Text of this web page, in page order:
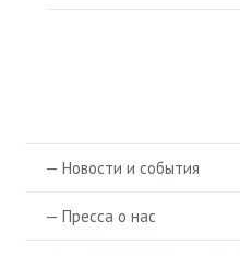
— Новости и события
— Пресса о нас